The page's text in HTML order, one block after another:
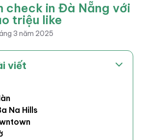
check in Đà Nẵng với
triệu like
3 năm 2025
viết
Na Hills